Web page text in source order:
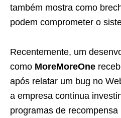
também mostra como
podem comprometer o
Recentemente, um
como MoreMoreOne
após relatar um bug no
a empresa continua
programas de